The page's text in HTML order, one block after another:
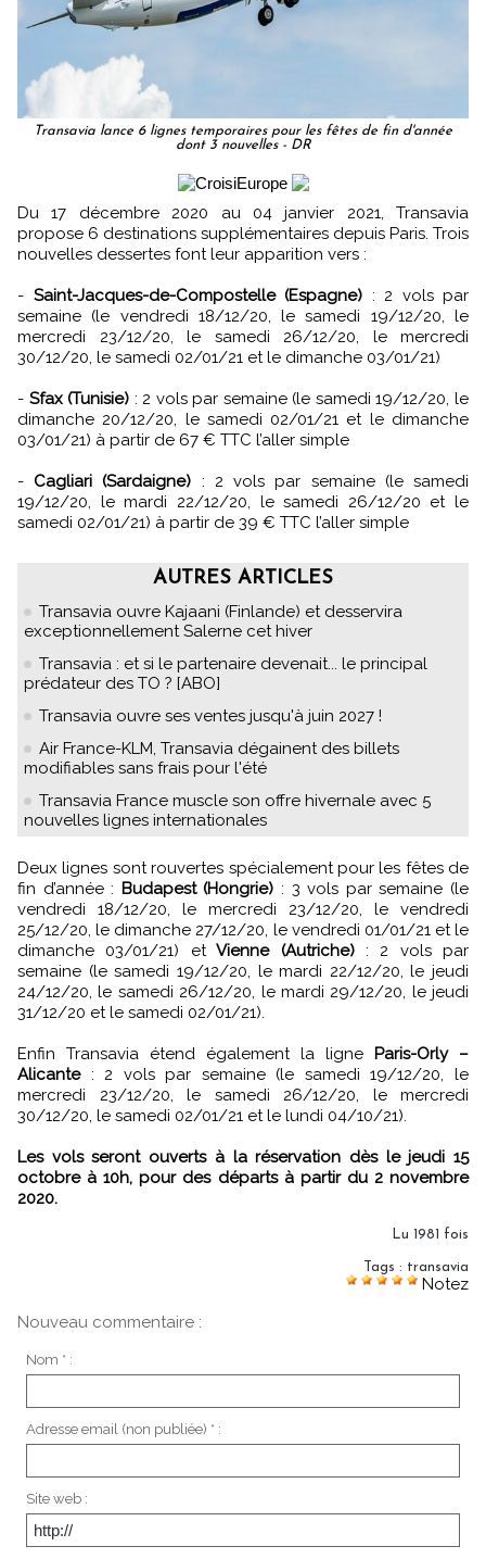
Transavia lance 6 lignes temporaires pour les fêtes de fin d'année
dont 3 nouvelles - DR
Du 17 décembre 2020 au 04 janvier 2021, Transavia
propose 6 destinations supplémentaires depuis Paris. Trois
nouvelles dessertes font leur apparition vers :
- Saint-Jacques-de-Compostelle (Espagne) : 2 vols par
semaine (le vendredi 18/12/20, le samedi 19/12/20, le
mercredi 23/12/20, le samedi 26/12/20, le mercredi
30/12/20, le samedi 02/01/21 et le dimanche 03/01/21)
- Sfax (Tunisie) : 2 vols par semaine (le samedi 19/12/20, le
dimanche 20/12/20, le samedi 02/01/21 et le dimanche
03/01/21) à partir de 67 € TTC l’aller simple
- Cagliari (Sardaigne) : 2 vols par semaine (le samedi
19/12/20, le mardi 22/12/20, le samedi 26/12/20 et le
samedi 02/01/21) à partir de 39 € TTC l’aller simple
AUTRES ARTICLES
Transavia ouvre Kajaani (Finlande) et desservira
exceptionnellement Salerne cet hiver
Transavia : et si le partenaire devenait... le principal
prédateur des TO ? [ABO]
Transavia ouvre ses ventes jusqu'à juin 2027 !
Air France-KLM, Transavia dégainent des billets
modifiables sans frais pour l'été
Transavia France muscle son offre hivernale avec 5
nouvelles lignes internationales
Deux lignes sont rouvertes spécialement pour les fêtes de
fin d’année : Budapest (Hongrie): 3 vols par semaine (le
vendredi 18/12/20, le mercredi 23/12/20, le vendredi
25/12/20, le dimanche 27/12/20, le vendredi 01/01/21 et le
dimanche 03/01/21) etVienne (Autriche): 2 vols par
semaine (le samedi 19/12/20, le mardi 22/12/20, le jeudi
24/12/20, le samedi 26/12/20, le mardi 29/12/20, le jeudi
31/12/20 et le samedi 02/01/21).
Enfin Transavia étend également la ligne Paris-Orly –
Alicante: 2 vols par semaine (le samedi 19/12/20, le
mercredi 23/12/20, le samedi 26/12/20, le mercredi
30/12/20, le samedi 02/01/21 et le lundi 04/10/21).
Les vols seront ouverts à la réservation dès le jeudi 15
octobre à 10h, pour des départs à partir du 2 novembre
2020.
Lu 1981 fois
Tags : transavia
Notez
Nouveau commentaire :
Nom * :
Adresse email (non publiée) * :
Site web :